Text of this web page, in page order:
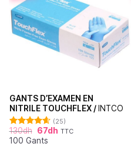
GANTS D’EXAMEN EN
NITRILE TOUCHFLEX /INTCO
Note4.60
sur 5
(25)
130dh 67dh TTC
100 Gants